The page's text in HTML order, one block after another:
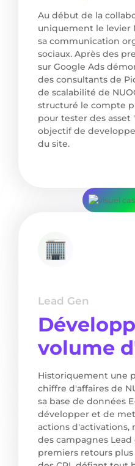
Au début de la
uniquement le levier
sa communication
sociaux. Après des
sur Google Ads
des consultants de
de scalabilité de
structuré le compte
pour tester des asset
objectif de
du site.
Lead Gen
volume
Historiquement une
chiffre d'affaires de
sa base de données
développer et de
actions d'activations,
des campagnes Lead
premiers retours